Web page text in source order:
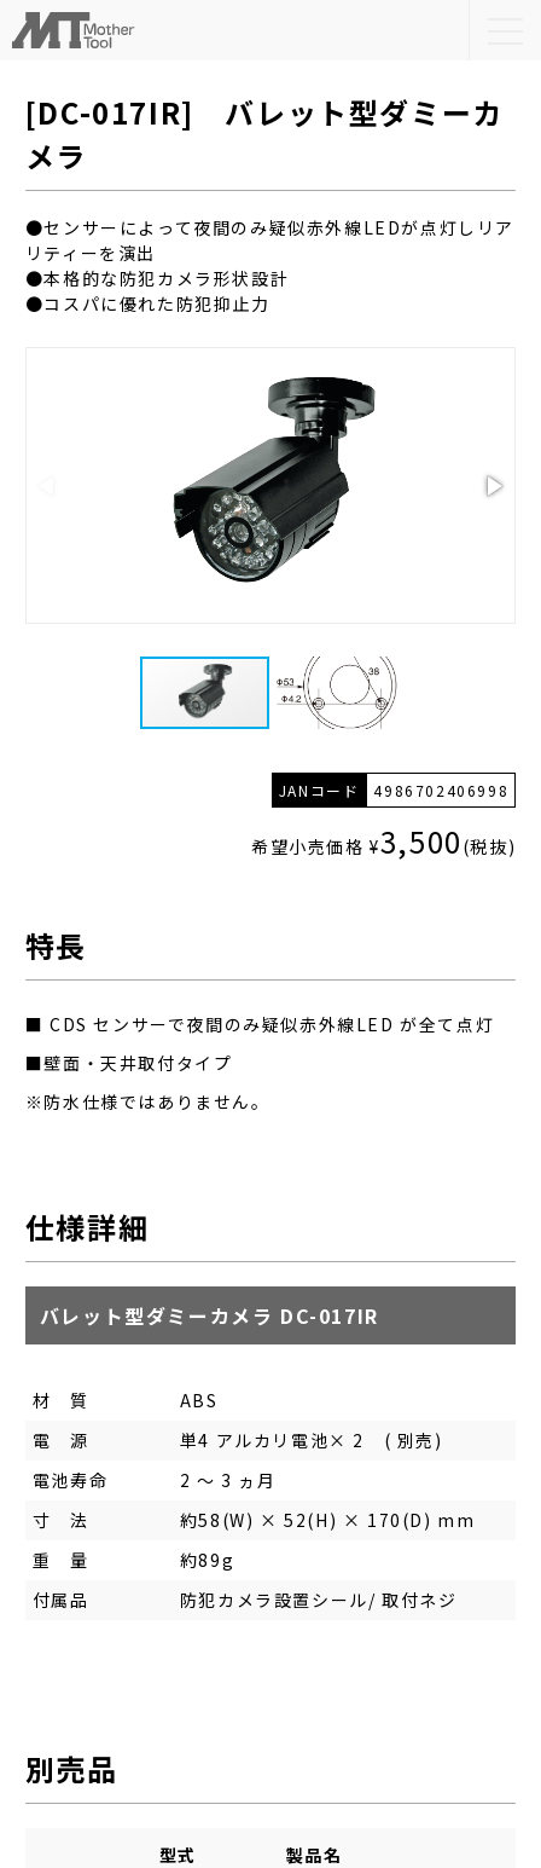
[DC-017IR] バレット型ダミーカ
メラ
●センサーによって夜間のみ疑似赤外線LEDが点灯しリア
リティーを演出
●本格的な防犯カメラ形状設計
●コスパに優れた防犯抑止力
JANコード 4986702406998
希望小売価格 ¥3,500 (税抜)
特長
■ CDS センサーで夜間のみ疑似赤外線LED が全て点灯
■壁面・天井取付タイプ
※防水仕様ではありません。
仕様詳細
バレット型ダミーカメラ DC-017IR
材 質
ABS
電 源
単4 アルカリ電池× 2 ( 別売)
電池寿命
2 ～ 3 ヵ月
寸 法
約58(W) × 52(H) × 170(D) mm
重 量
約89g
付属品
防犯カメラ設置シール/ 取付ネジ
別売品
型式 製品名